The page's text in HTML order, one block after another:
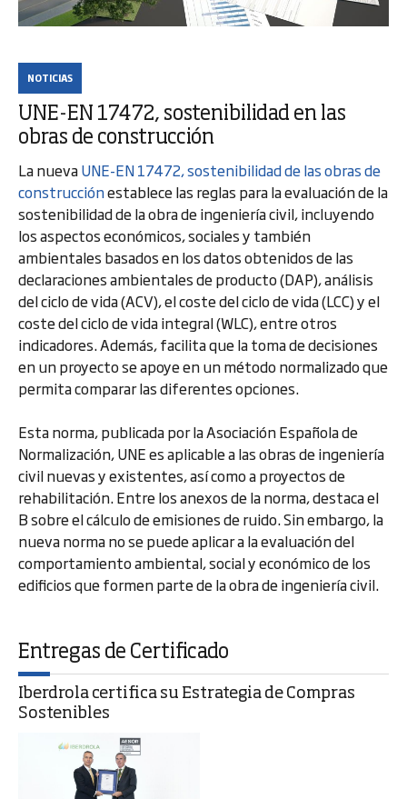
NOTICIAS
UNE-EN 17472, sostenibilidad en las
obras de construcción
La nuevaUNE-EN 17472, sostenibilidad de las obras de
construcciónestablece las reglas para la evaluación de la
sostenibilidad de la obra de ingeniería civil, incluyendo
los aspectos económicos, sociales y también
ambientales basados en los datos obtenidos de las
declaraciones ambientales de producto (DAP), análisis
del ciclo de vida (ACV), el coste del ciclo de vida (LCC) y el
coste del ciclo de vida integral (WLC), entre otros
indicadores. Además, facilita que la toma de decisiones
en un proyecto se apoye en un método normalizado que
permita comparar las diferentes opciones.
Esta norma, publicada por la Asociación Española de
Normalización, UNE es aplicable a las obras de ingeniería
civil nuevas y existentes, así como a proyectos de
rehabilitación. Entre los anexos de la norma, destaca el
B sobre el cálculo de emisiones de ruido. Sin embargo, la
nueva norma no se puede aplicar a la evaluación del
comportamiento ambiental, social y económico de los
edificios que formen parte de la obra de ingeniería civil.
Entregas de Certificado
Iberdrola certifica su Estrategia de Compras
Sostenibles